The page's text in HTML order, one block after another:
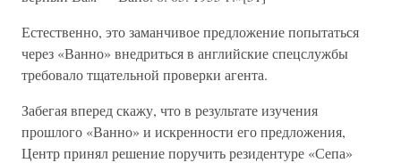
Естественно, это заманчивое предложение попытаться
через «Ванно» внедриться в английские спецслужбы
требовало тщательной проверки агента.
Забегая вперед скажу, что в результате изучения
прошлого «Ванно» и искренности его предложения,
Центр принял решение поручить резидентуре «Сепа»